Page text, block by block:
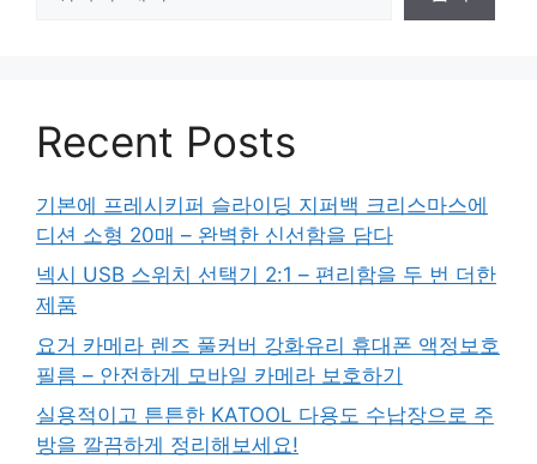
Recent Posts
기본에 프레시키퍼 슬라이딩 지퍼백 크리스마스에
디션 소형 20매 – 완벽한 신선함을 담다
넥시 USB 스위치 선택기 2:1 – 편리함을 두 번 더한
제품
요거 카메라 렌즈 풀커버 강화유리 휴대폰 액정보호
필름 – 안전하게 모바일 카메라 보호하기
실용적이고 튼튼한 KATOOL 다용도 수납장으로 주
방을 깔끔하게 정리해보세요!